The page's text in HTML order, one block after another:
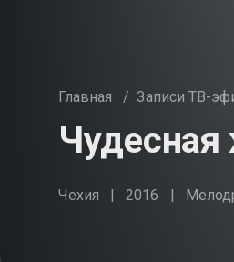
Главная / Записи ТВ-
Чехия 2016